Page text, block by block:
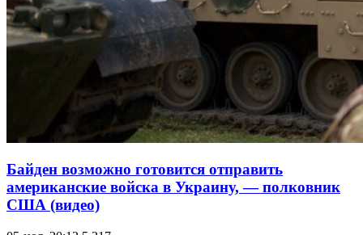
Байден возможно готовится отправить
американские войска в Украину, — полковник
США (видео)